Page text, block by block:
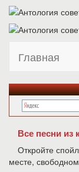
Главная
Все песни
Откройте
месте,